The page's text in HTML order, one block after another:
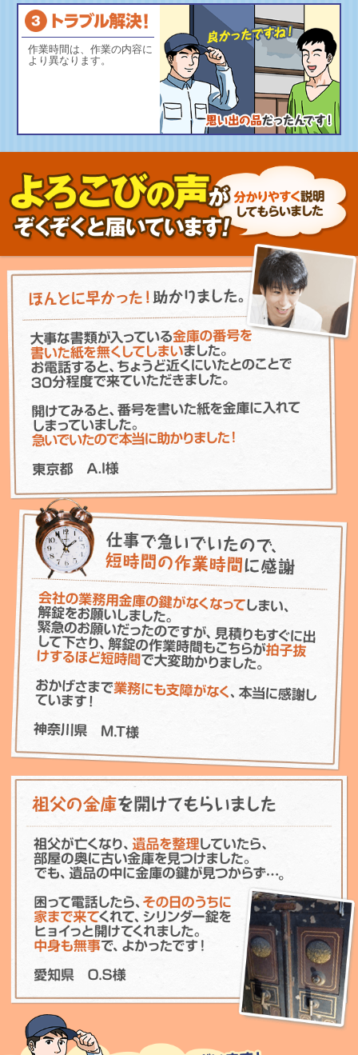
作業時間は、作業の内容に
より異なります。